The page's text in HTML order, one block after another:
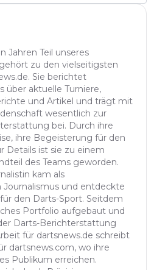
Jahren Teil unseres
zu den vielseitigsten
Sie berichtet
über aktuelle Turniere,
und Artikel und trägt mit
wesentlich zur
bei. Durch ihre
ihre Begeisterung für den
Details ist sie zu einem
des Teams geworden.
kam als
und entdeckte
den Darts-Sport. Seitdem
Portfolio aufgebaut und
Darts-Berichterstattung
für dartsnews.de schreibt
dartsnews.com, wo ihre
Publikum erreichen.